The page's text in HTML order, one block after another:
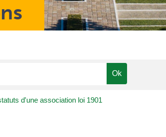
d'une association loi 1901